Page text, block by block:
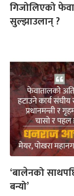
गिजोलिएको
सुल्झाउलान् ?
‘बालेनको
बन्यो’